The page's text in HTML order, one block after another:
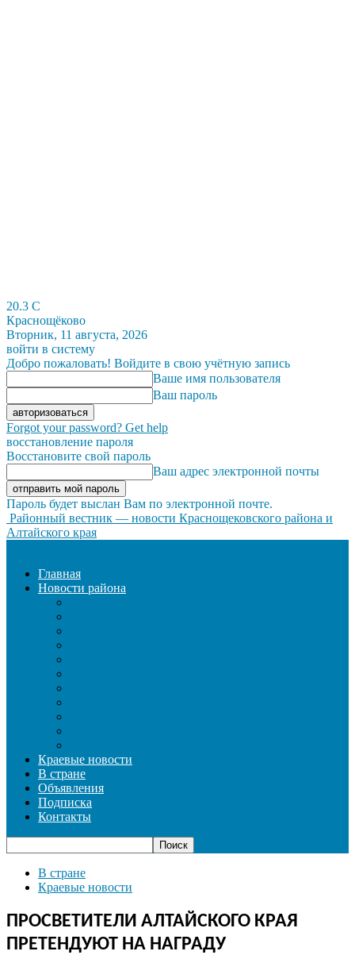
20.3 C
Краснощёково
Вторник, 11 августа, 2026
войти в систему
Добро пожаловать! Войдите в свою учётную запись
Ваше имя пользователя
Ваш пароль
Forgot your password? Get help
восстановление пароля
Восстановите свой пароль
Ваш адрес электронной почты
Пароль будет выслан Вам по электронной почте.
Районный вестник — новости Краснощековского района и
Алтайского края
Главная
Новости района
Краевые новости
В стране
Объявления
Подписка
Контакты
В стране
Краевые новости
ПРОСВЕТИТЕЛИ АЛТАЙСКОГО КРАЯ
ПРЕТЕНДУЮТ НА НАГРАДУ